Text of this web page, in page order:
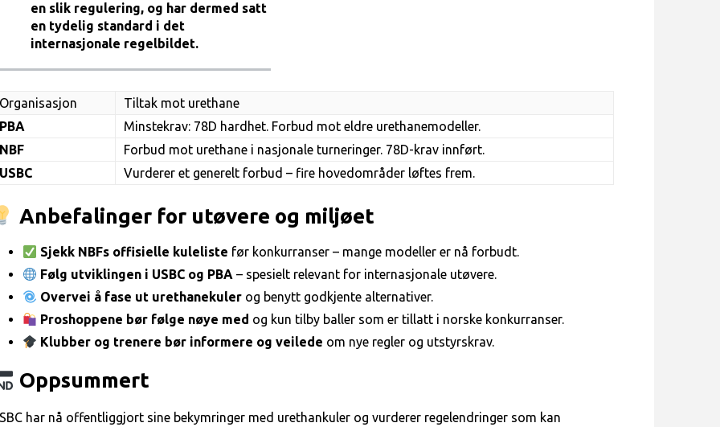
en slik regulering, og har dermed satt
en tydelig standard i det
internasjonale regelbildet.
Organisasjon
Tiltak mot urethane
PBA
Minstekrav: 78D hardhet. Forbud mot eldre urethanemodeller.
NBF
Forbud mot urethane i nasjonale turneringer. 78D-krav innført.
USBC
Vurderer et generelt forbud – fire hovedområder løftes frem.
Anbefalinger for utøvere og miljøet
Sjekk NBFs offisielle kuleliste før konkurranser – mange modeller er nå forbudt.
Følg utviklingen i USBC og PBA – spesielt relevant for internasjonale utøvere.
Overvei å fase ut urethanekuler og benytt godkjente alternativer.
Proshoppene bør følge nøye med og kun tilby baller som er tillatt i norske konkurranser.
Klubber og trenere bør informere og veilede om nye regler og utstyrskrav.
Oppsummert
har nå offentliggjort sine bekymringer med urethankuler og vurderer regelendringer som kan